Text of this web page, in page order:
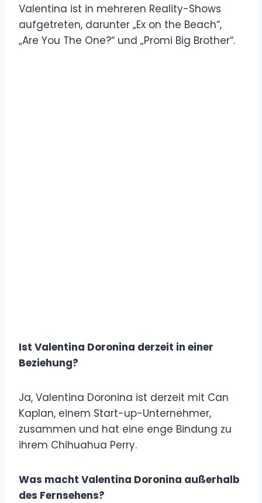
Valentina ist in mehreren Reality-Shows
aufgetreten, darunter „Ex on the Beach“,
„Are You The One?“ und „Promi Big Brother“.
Ist Valentina Doronina derzeit in einer
Beziehung?
Ja, Valentina Doronina ist derzeit mit Can
Kaplan, einem Start-up-Unternehmer,
zusammen und hat eine enge Bindung zu
ihrem Chihuahua Perry.
Was macht Valentina Doronina außerhalb
des Fernsehens?